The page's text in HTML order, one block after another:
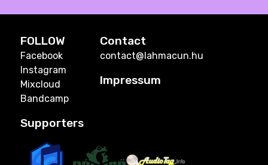
FOLLOW
Facebook
Instagram
Mixcloud
Bandcamp
Contact
contact@lahmacun.hu
Impressum
Supporters